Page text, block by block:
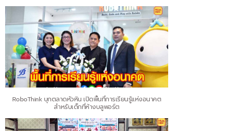
RoboThink บุกตลาดหัวหิน เปิดพื้นที่การเรียนรู้แห่งอนาคต
สำหรับเด็กที่ห้างบลูพอร์ต